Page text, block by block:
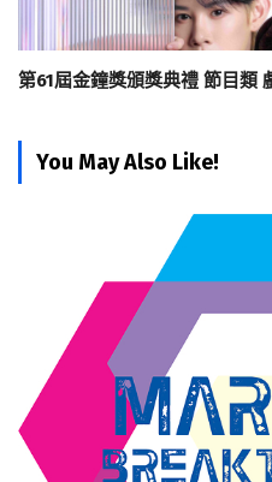
第61屆金鐘獎頒獎典禮 節目類
You May Also Like!